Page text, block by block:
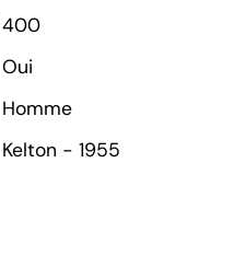
400
Oui
Homme
Kelton - 1955